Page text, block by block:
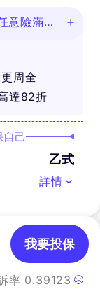
意險滿
周全
達82折
自己
乙式
詳情
率 0.39123
我要投保